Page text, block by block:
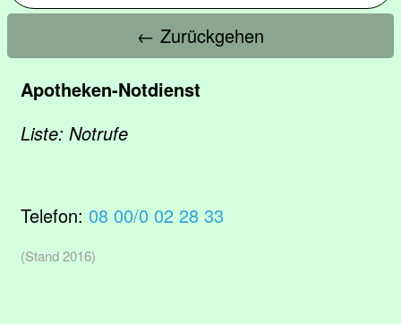
← Zurückgehen
Apotheken-Notdienst
Liste: Notrufe
Telefon: 08 00/0 02 28 33
(Stand 2016)